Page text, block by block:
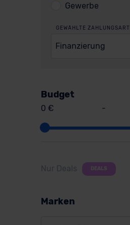
Gewerbe
GEWÄHLTE ZAHLUNGSART
Finanzierung
Budget
0 € -
Nur Deals DEALS
Marken